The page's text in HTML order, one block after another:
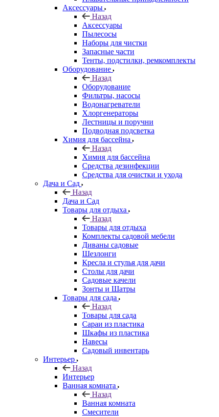
Аксессуары
Назад
Аксессуары
Пылесосы
Наборы для чистки
Запасные части
Тенты, подстилки, ремкомплекты
Оборудование
Назад
Оборудование
Фильтры, насосы
Водонагреватели
Хлоргенераторы
Лестницы и поручни
Подводная подсветка
Химия для бассейна
Назад
Химия для бассейна
Средства дезинфекции
Средства для очистки и ухода
Дача и Сад
Назад
Дача и Сад
Товары для отдыха
Назад
Товары для отдыха
Комплекты садовой мебели
Диваны садовые
Шезлонги
Кресла и стулья для дачи
Столы для дачи
Садовые качели
Зонты и Шатры
Товары для сада
Назад
Товары для сада
Сараи из пластика
Шкафы из пластика
Навесы
Садовый инвентарь
Интерьер
Назад
Интерьер
Ванная комната
Назад
Ванная комната
Смесители